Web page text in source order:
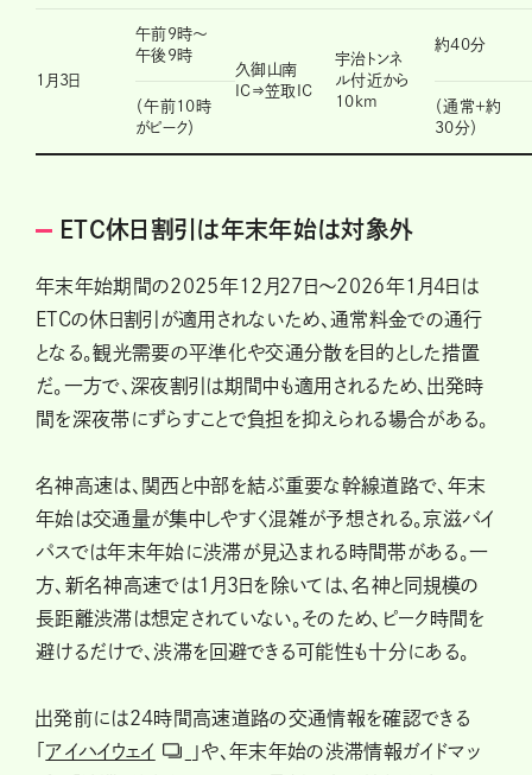
1月3日
午前9時～
午後9時
久御山南
IC⇒笠取IC
宇治トンネ
ル付近から
10km
約40分
（午前10時
がピーク）
（通常＋約
30分）
ETC休日割引は年末年始は対象外
年末年始期間の2025年12月27日～2026年1月4日は
ETCの休日割引が適用されないため、通常料金での通行
となる。観光需要の平準化や交通分散を目的とした措置
だ。一方で、深夜割引は期間中も適用されるため、出発時
間を深夜帯にずらすことで負担を抑えられる場合がある。
名神高速は、関西と中部を結ぶ重要な幹線道路で、年末
年始は交通量が集中しやすく混雑が予想される。京滋バイ
パスでは年末年始に渋滞が見込まれる時間帯がある。一
方、新名神高速では1月3日を除いては、名神と同規模の
長距離渋滞は想定されていない。そのため、ピーク時間を
避けるだけで、渋滞を回避できる可能性も十分にある。
出発前には24時間高速道路の交通情報を確認できる
「アイハイウェイ
」や、年末年始の渋滞情報ガイドマッ